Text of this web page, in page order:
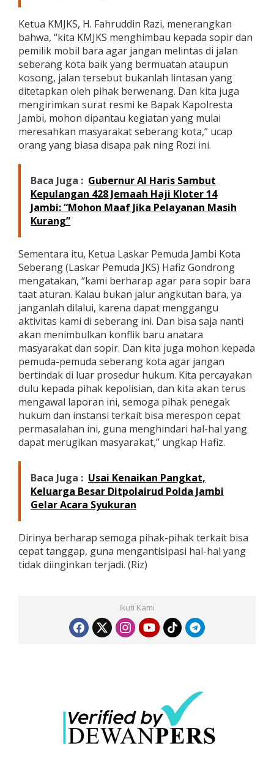
u
k
B
a
t
u
B
a
r
Ketua KMJKS, H. Fahruddin Razi, menerangkan
bahwa, “kita KMJKS menghimbau kepada sopir dan
pemilik mobil bara agar jangan melintas di jalan
seberang kota baik yang bermuatan ataupun
kosong, jalan tersebut bukanlah lintasan yang
ditetapkan oleh pihak berwenang. Dan kita juga
mengirimkan surat resmi ke Bapak Kapolresta
Jambi, mohon dipantau kegiatan yang mulai
meresahkan masyarakat seberang kota,” ucap
orang yang biasa disapa pak ning Rozi ini.
Baca Juga : Gubernur Al Haris Sambut
Kepulangan 428 Jemaah Haji Kloter 14
Jambi: “Mohon Maaf Jika Pelayanan Masih
Kurang”
Sementara itu, Ketua Laskar Pemuda Jambi Kota
Seberang (Laskar Pemuda JKS) Hafiz Gondrong
mengatakan, “kami berharap agar para sopir bara
taat aturan. Kalau bukan jalur angkutan bara, ya
janganlah dilalui, karena dapat menggangu
aktivitas kami di seberang ini. Dan bisa saja nanti
akan menimbulkan konflik baru anatara
masyarakat dan sopir. Dan kita juga mohon kepada
pemuda-pemuda seberang kota agar jangan
bertindak di luar prosedur hukum. Kita percayakan
dulu kepada pihak kepolisian, dan kita akan terus
mengawal laporan ini, semoga pihak penegak
hukum dan instansi terkait bisa merespon cepat
permasalahan ini, guna menghindari hal-hal yang
dapat merugikan masyarakat,” ungkap Hafiz.
Baca Juga : Usai Kenaikan Pangkat,
Keluarga Besar Ditpolairud Polda Jambi
Gelar Acara Syukuran
Dirinya berharap semoga pihak-pihak terkait bisa
cepat tanggap, guna mengantisipasi hal-hal yang
tidak diinginkan terjadi. (Riz)
Ikuti Kami